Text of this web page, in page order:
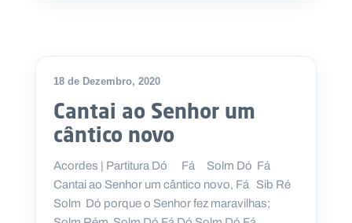
18 de Dezembro, 2020
Cantai ao Senhor um
cântico novo
Acordes | Partitura Dó Fá Solm Dó Fá
Cantai ao Senhor um cântico novo, Fá Sib Ré
Solm Dó porque o Senhor fez maravilhas;